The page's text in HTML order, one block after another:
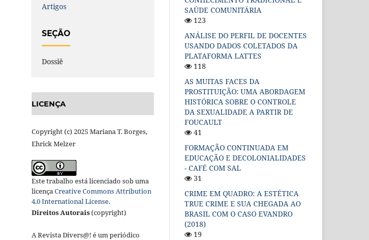
Artigos
SEÇÃO
Dossiê
LICENÇA
Copyright (c) 2025 Mariana T. Borges,
Ehrick Melzer
Este trabalho está licenciado sob uma
licençaCreative Commons Attribution
4.0 International License.
Direitos Autorais(copyright)
A Revista Divers@! é um periódico
SAÚDE COMUNITÁRIA
123
ANÁLISE DO PERFIL DE DOCENTES
USANDO DADOS COLETADOS DA
PLATAFORMA LATTES
118
AS MUITAS FACES DA
PROSTITUIÇÃO: UMA ABORDAGEM
HISTÓRICA SOBRE O CONTROLE
DA SEXUALIDADE A PARTIR DE
FOUCAULT
41
FORMAÇÃO CONTINUADA EM
EDUCAÇÃO E DECOLONIALIDADES
- CAFÉ COM SAL
31
CRIME EM QUADRO: A ESTÉTICA
TRUE CRIME E SUA CHEGADA AO
BRASIL COM O CASO EVANDRO
(2018)
19